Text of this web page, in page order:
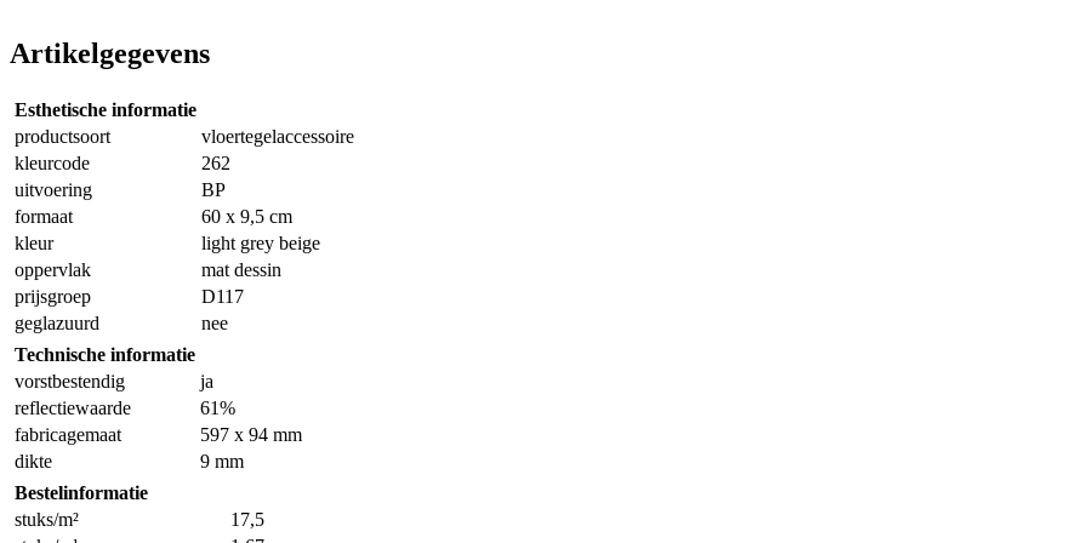
Artikelgegevens
Esthetische informatie
productsoort
vloertegelaccessoire
kleurcode
262
uitvoering
BP
formaat
60 x 9,5 cm
kleur
light grey beige
oppervlak
mat dessin
prijsgroep
D117
geglazuurd
nee
Technische informatie
vorstbestendig
ja
reflectiewaarde
61%
fabricagemaat
597 x 94 mm
dikte
9 mm
Bestelinformatie
stuks/m²
17,5